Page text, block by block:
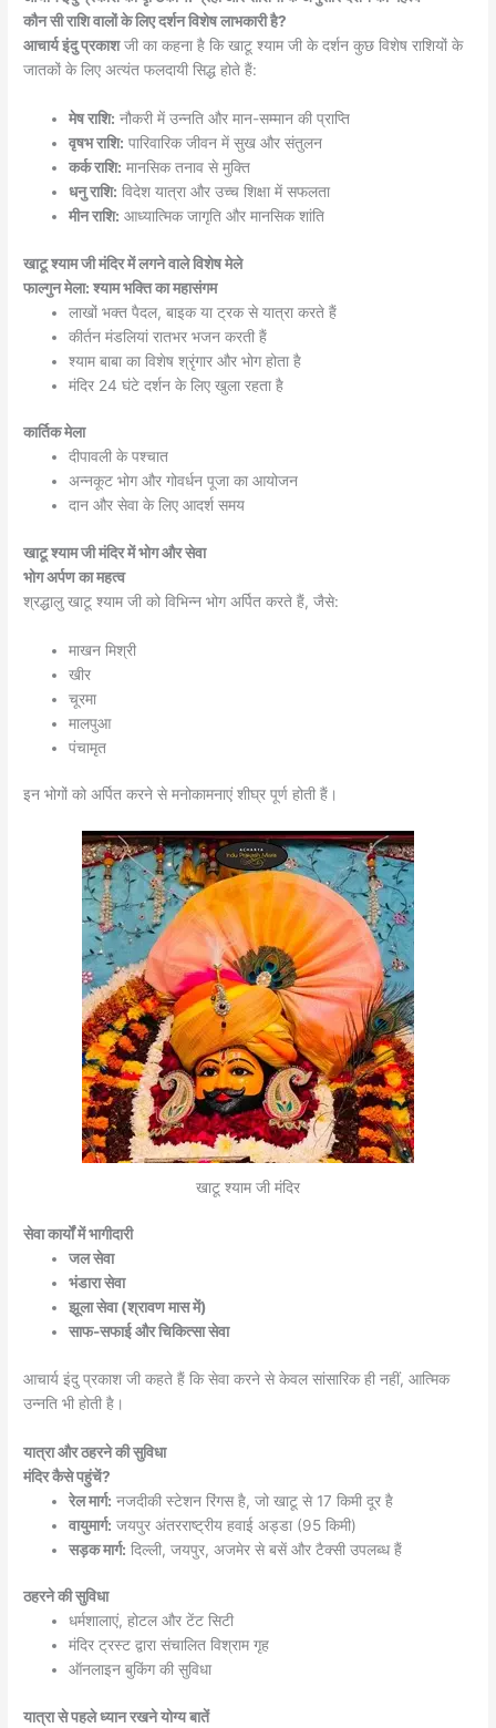
कौन सी राशि वालों के लिए दर्शन विशेष लाभकारी है?
आचार्य इंदु प्रकाशजी का कहना है कि खाटू श्याम जी के दर्शन कुछ विशेष राशियों के
जातकों के लिए अत्यंत फलदायी सिद्ध होते हैं:
मेष राशि: नौकरी में उन्नति और मान-सम्मान की प्राप्ति
वृषभ राशि: पारिवारिक जीवन में सुख और संतुलन
कर्क राशि: मानसिक तनाव से मुक्ति
धनु राशि: विदेश यात्रा और उच्च शिक्षा में सफलता
मीन राशि: आध्यात्मिक जागृति और मानसिक शांति
खाटू श्याम जी मंदिर में लगने वाले विशेष मेले
फाल्गुन मेला: श्याम भक्ति का महासंगम
लाखों भक्त पैदल, बाइक या ट्रक से यात्रा करते हैं
कीर्तन मंडलियां रातभर भजन करती हैं
श्याम बाबा का विशेष श्रृंगार और भोग होता है
मंदिर 24 घंटे दर्शन के लिए खुला रहता है
कार्तिक मेला
दीपावली के पश्चात
अन्नकूट भोग और गोवर्धन पूजा का आयोजन
दान और सेवा के लिए आदर्श समय
खाटू श्याम जी मंदिर में भोग और सेवा
भोग अर्पण का महत्व
श्रद्धालु खाटू श्याम जी को विभिन्न भोग अर्पित करते हैं, जैसे:
माखन मिश्री
खीर
चूरमा
मालपुआ
पंचामृत
इन भोगों को अर्पित करने से मनोकामनाएं शीघ्र पूर्ण होती हैं।
खाटू श्याम जी मंदिर
सेवा कार्यों में भागीदारी
जल सेवा
भंडारा सेवा
झूला सेवा (श्रावण मास में)
साफ-सफाई और चिकित्सा सेवा
आचार्य इंदु प्रकाश जी कहते हैं कि सेवा करने से केवल सांसारिक ही नहीं, आत्मिक
उन्नति भी होती है।
यात्रा और ठहरने की सुविधा
मंदिर कैसे पहुंचें?
रेल मार्ग: नजदीकी स्टेशन रिंगस है, जो खाटू से 17 किमी दूर है
वायुमार्ग: जयपुर अंतरराष्ट्रीय हवाई अड्डा (95 किमी)
सड़क मार्ग: दिल्ली, जयपुर, अजमेर से बसें और टैक्सी उपलब्ध हैं
ठहरने की सुविधा
धर्मशालाएं, होटल और टेंट सिटी
मंदिर ट्रस्ट द्वारा संचालित विश्राम गृह
ऑनलाइन बुकिंग की सुविधा
यात्रा से पहले ध्यान रखने योग्य बातें